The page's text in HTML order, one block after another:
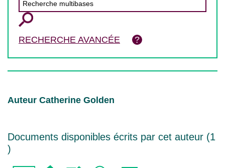
RECHERCHE AVANCÉE
Auteur Catherine Golden
Documents disponibles écrits par cet auteur (1
)